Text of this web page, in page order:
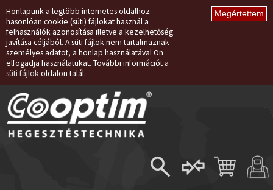
Honlapunk a legtöbb internetes oldalhoz
hasonlóan cookie (süti) fájlokat használ a
felhasználók azonosítása illetve a kezelhetőség
javítása céljából. A süti fájlok nem tartalmaznak
személyes adatot, a honlap használatával Ön
elfogadja használatukat. További információt a
süti fájlok oldalon talál.